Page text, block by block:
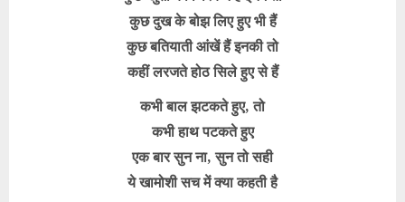
कुछ दुख के बोझ लिए हुए भी हैं
कुछ बतियाती आंखें हैं इनकी तो
कहीं लरजते होठ सिले हुए से हैं
कभी बाल झटकते हुए, तो
कभी हाथ पटकते हुए
एक बार सुन ना, सुन तो सही
ये खामोशी सच में क्या कहती है